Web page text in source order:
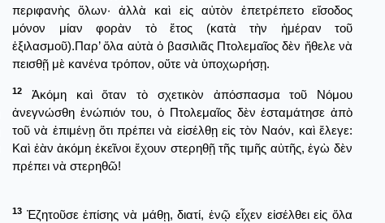
περιφανὴς ὅλων· ἀλλὰ καὶ εἰς αὐτὸν ἐπετρέπετο εἴσοδος
μόνον μίαν φορὰν τὸ ἔτος (κατὰ τὴν ἡμέραν τοῦ
ἐξιλασμοῦ).Παρ’ ὅλα αὐτὰ ὁ βασιλιᾶς Πτολεμαῖος δὲν ἤθελε νὰ
πεισθῇ μὲ κανένα τρόπον, οὔτε νὰ ὑποχωρήσῃ.
12
Ἀκόμη καὶ ὅταν τὸ σχετικὸν ἀπόσπασμα τοῦ Νόμου
ἀνεγνώσθη ἐνώπιόν του, ὁ Πτολεμαῖος δὲν ἐσταμάτησε ἀπὸ
τοῦ νὰ ἐπιμένῃ ὅτι πρέπει νὰ εἰσέλθῃ εἰς τὸν Ναόν, καὶ ἔλεγε:
Καὶ ἐὰν ἀκόμη ἐκεῖνοι ἔχουν στερηθῇ τῆς τιμῆς αὐτῆς, ἐγὼ δὲν
πρέπει νὰ στερηθῶ!
13 Ἐζητοῦσε ἐπίσης νὰ μάθῃ, διατί, ἐνῷ εἶχεν εἰσέλθει εἰς ὅλα